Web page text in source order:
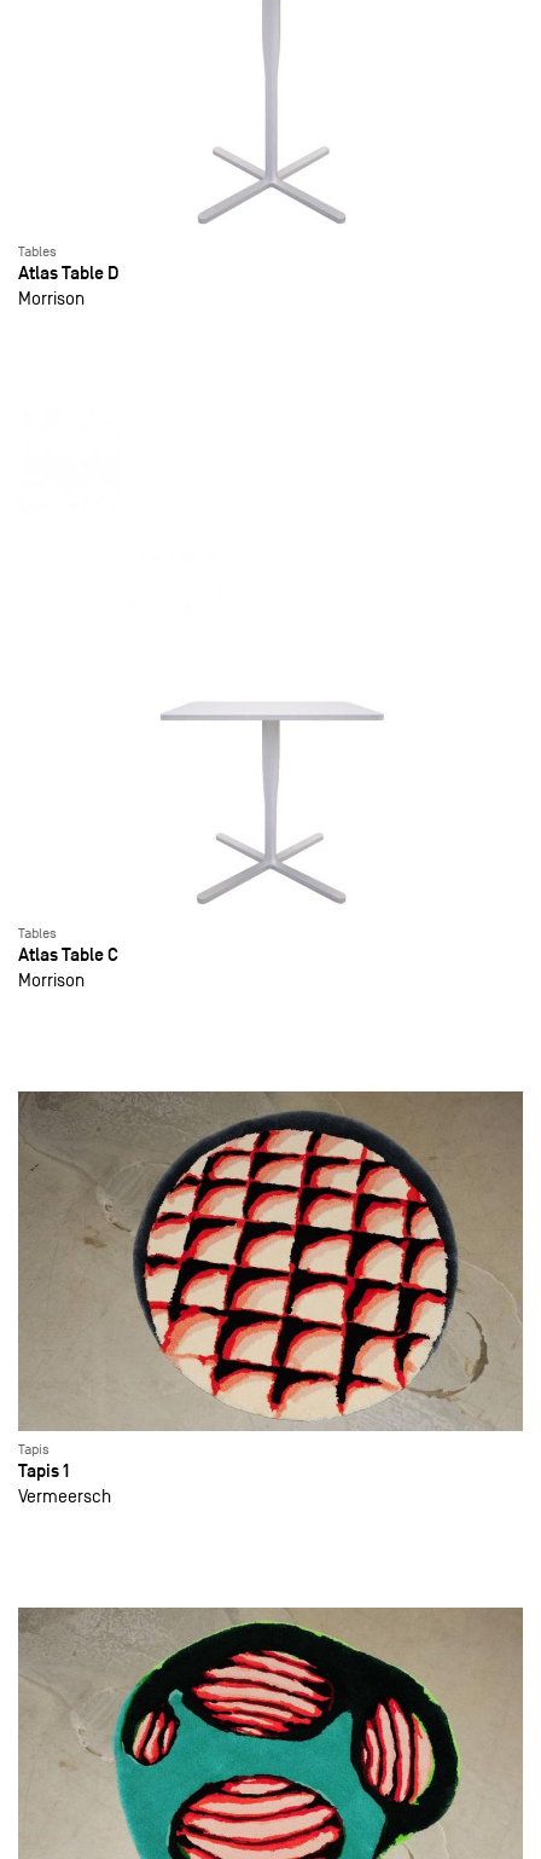
Tables
Atlas Table D
Morrison
Tables
Atlas Table C
Morrison
Tapis
Tapis 1
Vermeersch